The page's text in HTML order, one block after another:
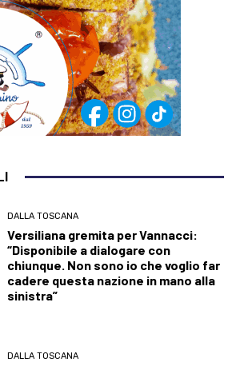
DALLA TOSCANA
Versiliana gremita per Vannacci:
“Disponibile a dialogare con
chiunque. Non sono io che voglio far
cadere questa nazione in mano alla
sinistra”
DALLA TOSCANA